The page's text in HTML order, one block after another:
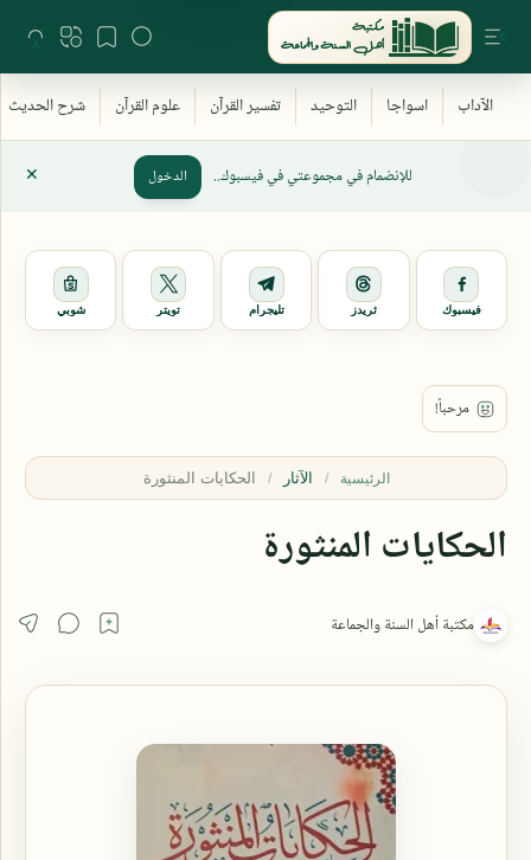
للإنضمام في مجموعتي في فيسبوك.. الدخول
فيسبوك ثريدز تليجرام تويتر شوبي
الرئيسية الآثار
الحكايات المنثورة